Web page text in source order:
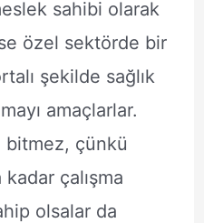
sahibi olarak
özel sektörde bir
şekilde sağlık
amaçlarlar.
bitmez, çünkü
çalışma
olsalar da